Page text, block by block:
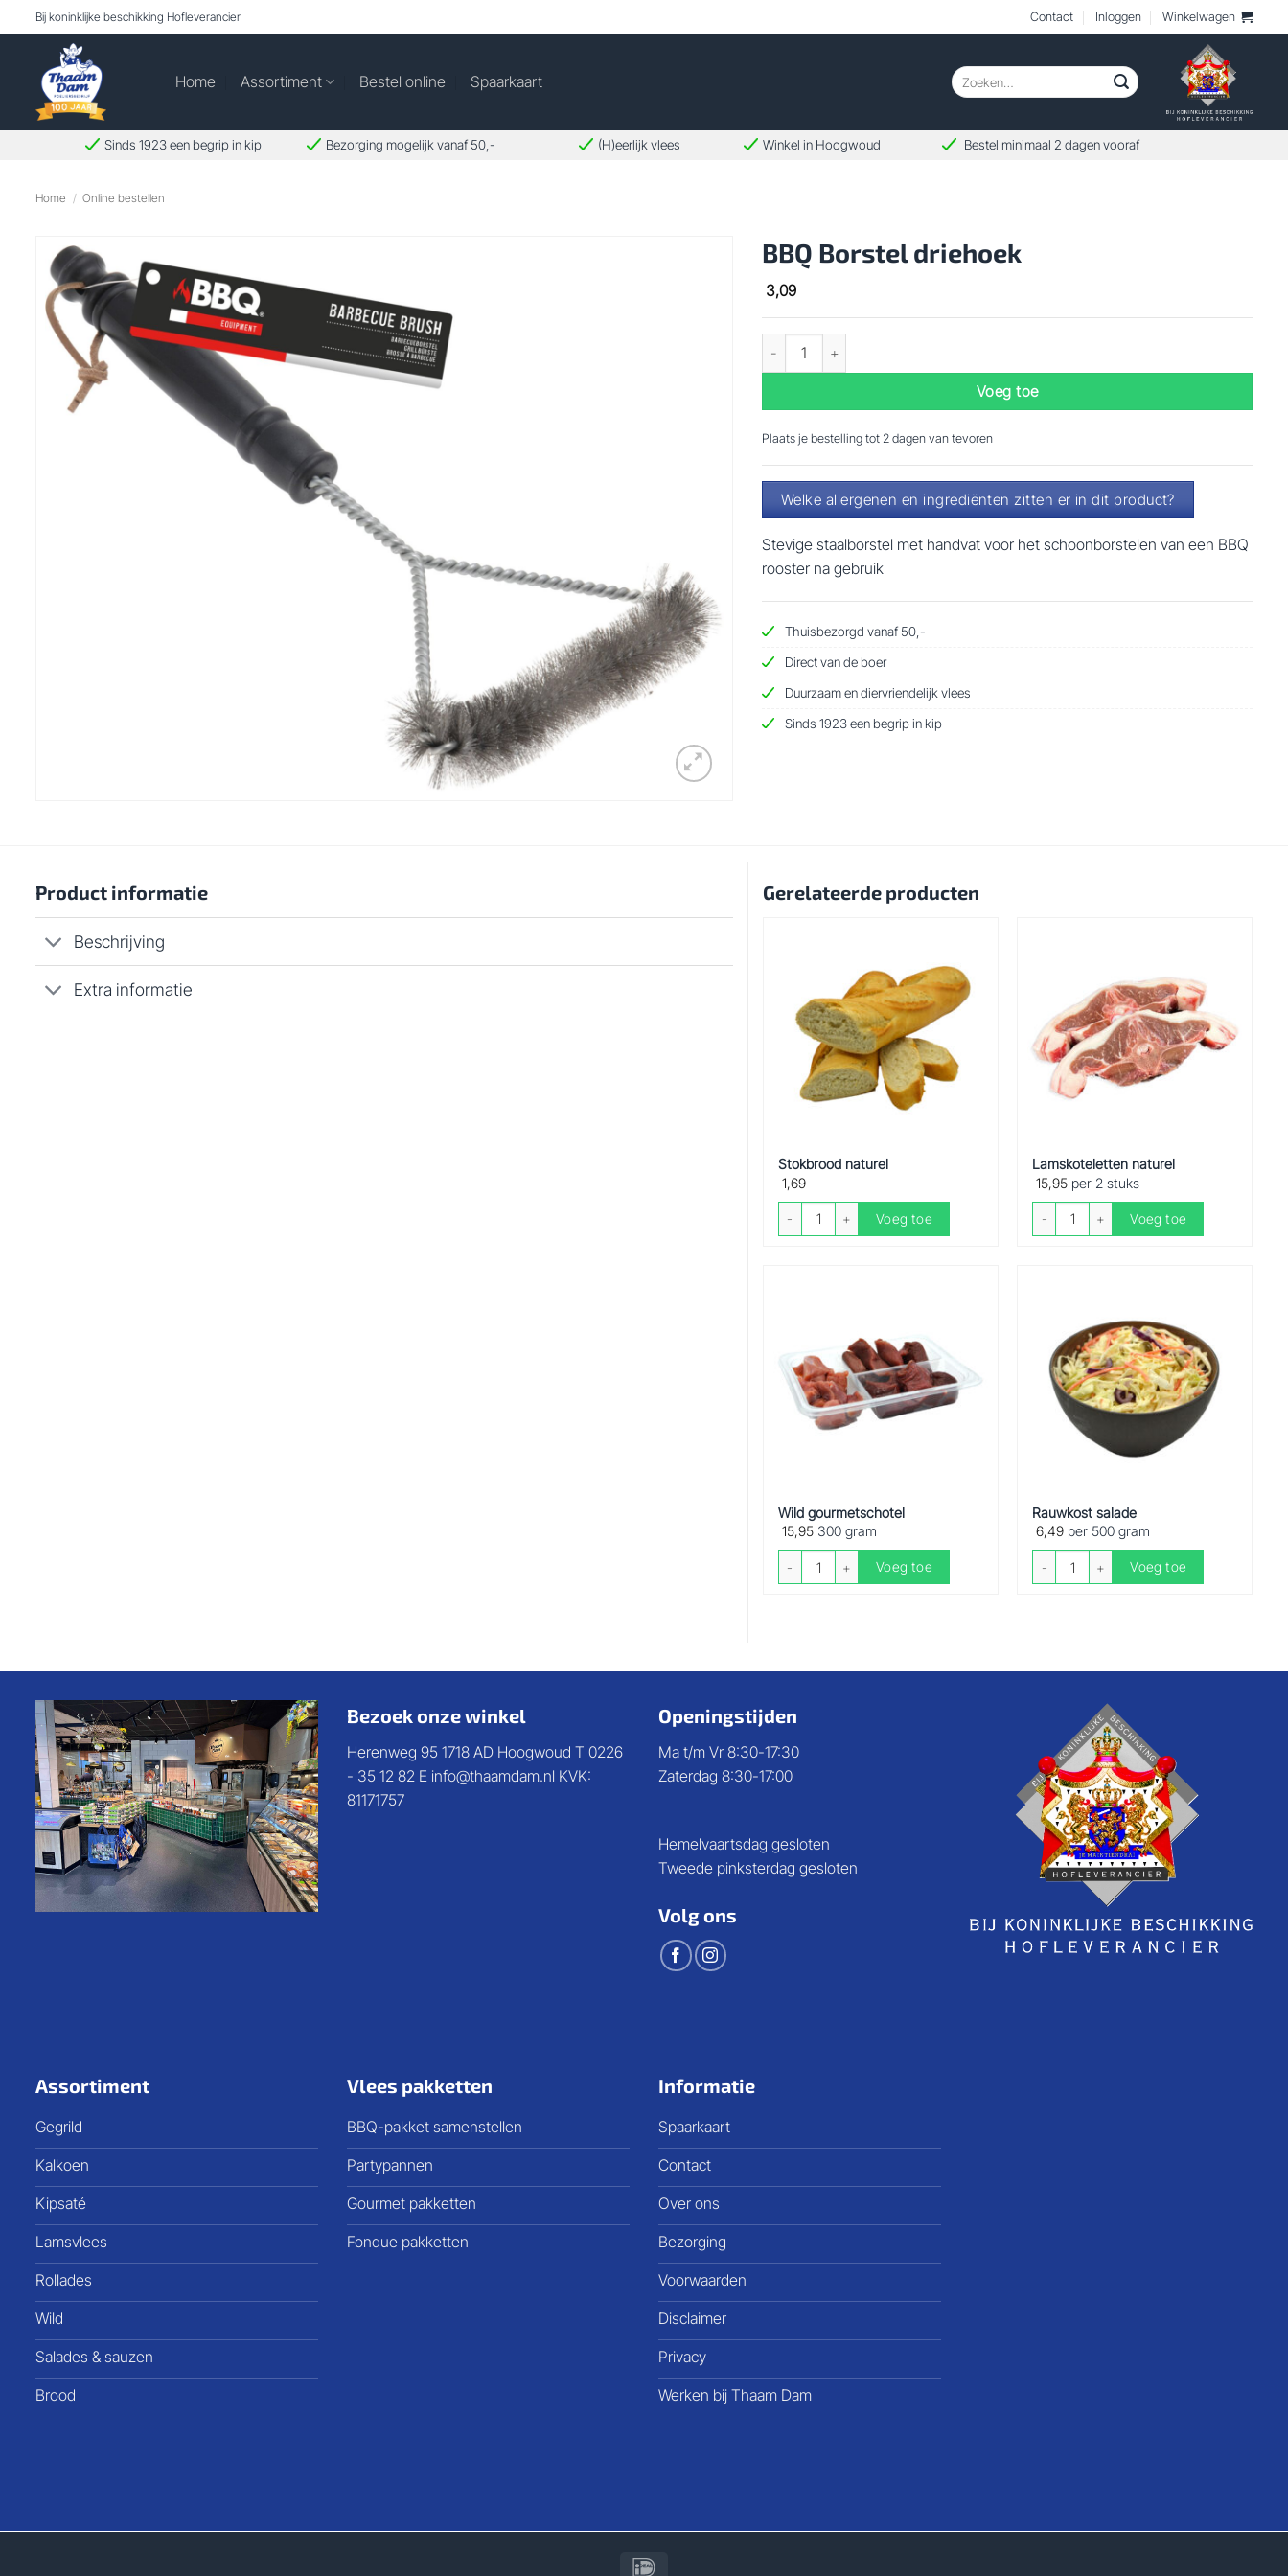
naar
Bij koninklijke beschikking Hofleverancier Contact Inloggen Winkelwagen
Home Assortiment Bestel online Spaarkaart
Zoeken
naar:
Sinds 1923 een begrip in kip Bezorging mogelijk vanaf 50,- (H)eerlijk vlees Winkel in Hoogwoud Bestel minimaal 2 dagen vooraf
Home / Online bestellen
BBQ Borstel driehoek
3,09
BBQ Borstel driehoek aantal
Voeg toe
Plaats je bestelling tot 2 dagen van tevoren
Welke allergenen en ingrediënten zitten er in dit product?
Stevige staalborstel met handvat voor het schoonborstelen van een BBQ
rooster na gebruik
Thuisbezorgd vanaf 50,-
Direct van de boer
Duurzaam en diervriendelijk vlees
Sinds 1923 een begrip in kip
Product informatie
Beschrijving
Extra informatie
Gerelateerde producten
Stokbrood naturel
1,69
Stokbrood naturel aantalVoeg toe
Lamskoteletten naturel
15,95 per 2 stuks
Lamskoteletten naturel aantal
Voeg toe
Wild gourmetschotel
15,95 300 gram
Wild gourmetschotel aantal
Voeg toe
Rauwkost salade
6,49 per 500 gram
Rauwkost salade aantalVoeg toe
Bezoek onze winkel
Herenweg 95 1718 AD Hoogwoud T 0226
- 35 12 82 E info@thaamdam.nl KVK:
81171757
Openingstijden
Ma t/m Vr 8:30-17:30
Zaterdag 8:30-17:00
Hemelvaartsdag gesloten
Tweede pinksterdag gesloten
Volg ons
Assortiment
Gegrild
Kalkoen
Kipsaté
Lamsvlees
Rollades
Wild
Salades & sauzen
Brood
Vlees pakketten
BBQ-pakket samenstellen
Partypannen
Gourmet pakketten
Fondue pakketten
Informatie
Spaarkaart
Contact
Over ons
Bezorging
Voorwaarden
Disclaimer
Privacy
Werken bij Thaam Dam